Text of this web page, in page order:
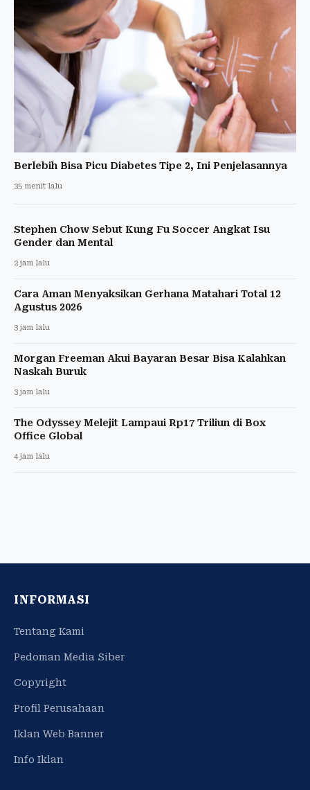
Berlebih Bisa Picu Diabetes Tipe 2, Ini Penjelasannya
35 menit lalu
Stephen Chow Sebut Kung Fu Soccer Angkat Isu
Gender dan Mental
2 jam lalu
Cara Aman Menyaksikan Gerhana Matahari Total 12
Agustus 2026
3 jam lalu
Morgan Freeman Akui Bayaran Besar Bisa Kalahkan
Naskah Buruk
3 jam lalu
The Odyssey Melejit Lampaui Rp17 Triliun di Box
Office Global
4 jam lalu
INFORMASI
Tentang Kami
Pedoman Media Siber
Copyright
Profil Perusahaan
Iklan Web Banner
Info Iklan